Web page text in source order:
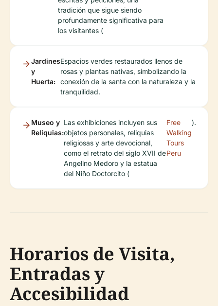
tradición que sigue siendo
profundamente significativa para
los visitantes (
Jardines
y
Huerta:
Espacios verdes restaurados llenos de
rosas y plantas nativas, simbolizando la
conexión de la santa con la naturaleza y la
tranquilidad.
Museo y
Reliquias:
Las exhibiciones incluyen sus
objetos personales, reliquias
religiosas y arte devocional,
como el retrato del siglo XVII de
Angelino Medoro y la estatua
del Niño Doctorcito (
Free
Walking
Tours
Peru
).
Horarios de Visita,
Entradas y
Accesibilidad